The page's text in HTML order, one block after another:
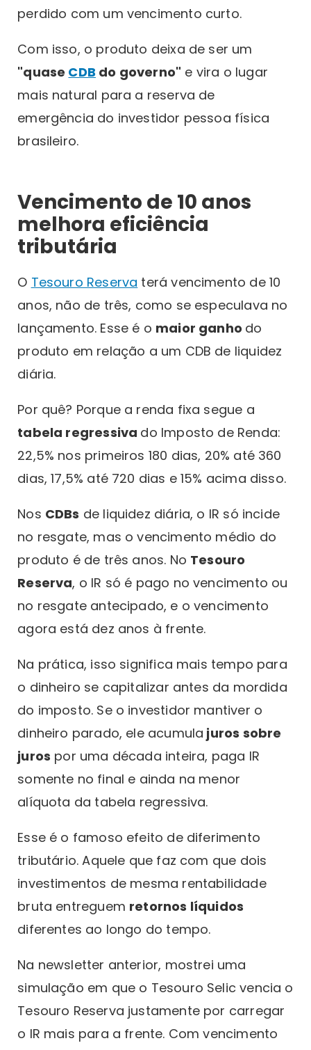
perdido com um vencimento curto.
Com isso, o produto deixa de ser um
"quase CDB do governo" e vira o lugar
mais natural para a reserva de
emergência do investidor pessoa física
brasileiro.
Vencimento de 10 anos
melhora eficiência
tributária
O Tesouro Reserva terá vencimento de 10
anos, não de três, como se especulava no
lançamento. Esse é o maior ganho do
produto em relação a um CDB de liquidez
diária.
Por quê? Porque a renda fixa segue a
tabela regressiva do Imposto de Renda:
22,5% nos primeiros 180 dias, 20% até 360
dias, 17,5% até 720 dias e 15% acima disso.
Nos CDBs de liquidez diária, o IR só incide
no resgate, mas o vencimento médio do
produto é de três anos. No Tesouro
Reserva, o IR só é pago no vencimento ou
no resgate antecipado, e o vencimento
agora está dez anos à frente.
Na prática, isso significa mais tempo para
o dinheiro se capitalizar antes da mordida
do imposto. Se o investidor mantiver o
dinheiro parado, ele acumula juros sobre
juros por uma década inteira, paga IR
somente no final e ainda na menor
alíquota da tabela regressiva.
Esse é o famoso efeito de diferimento
tributário. Aquele que faz com que dois
investimentos de mesma rentabilidade
bruta entreguem retornos líquidos
diferentes ao longo do tempo.
Na newsletter anterior, mostrei uma
simulação em que o Tesouro Selic vencia o
Tesouro Reserva justamente por carregar
o IR mais para a frente. Com vencimento